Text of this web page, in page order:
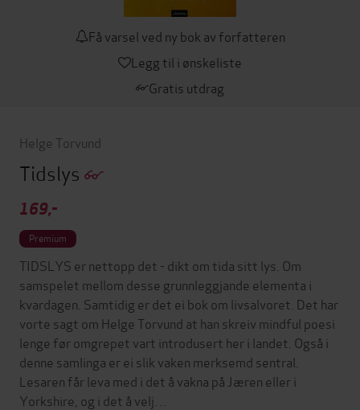
Få varsel ved ny bok av forfatteren
Legg til i ønskeliste
Gratis utdrag
Helge Torvund
Tidslys
169,-
Premium
TIDSLYS er nettopp det - dikt om tida sitt lys. Om
samspelet mellom desse grunnleggjande elementa i
kvardagen. Samtidig er det ei bok om livsalvoret. Det har
vorte sagt om Helge Torvund at han skreiv mindful poesi
lenge før omgrepet vart introdusert her i landet. Også i
denne samlinga er ei slik vaken merksemd sentral.
Lesaren får leva med i det å vakna på Jæren eller i
Yorkshire, og i det å velj…